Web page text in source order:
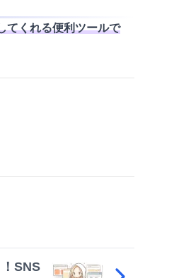
てくれる便利ツールで
SNS